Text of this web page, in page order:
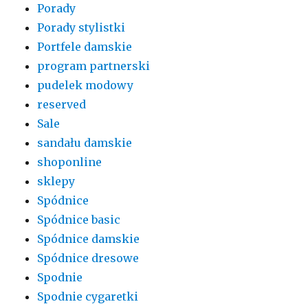
Porady
Porady stylistki
Portfele damskie
program partnerski
pudelek modowy
reserved
Sale
sandału damskie
shoponline
sklepy
Spódnice
Spódnice basic
Spódnice damskie
Spódnice dresowe
Spodnie
Spodnie cygaretki